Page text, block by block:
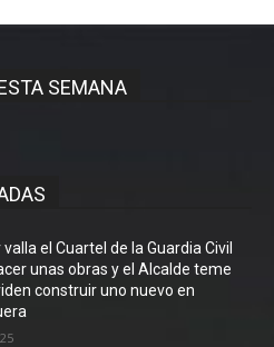
SEMANA
valla el Cuartel de la Guardia Civil
unas obras y el Alcalde teme
construir uno nuevo en